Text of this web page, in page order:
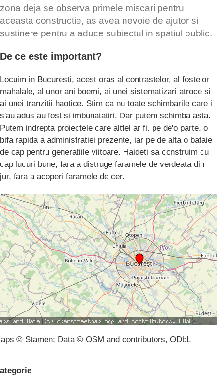
zona deja se observa primele miscari pentru
aceasta constructie, as avea nevoie de ajutor si
sustinere pentru a aduce subiectul in spatiul public.
De ce este important?
Locuim in Bucuresti, acest oras al contrastelor, al fostelor
mahalale, al unor ani boemi, ai unei sistematizari atroce si
ai unei tranzitii haotice. Stim ca nu toate schimbarile care i
s'au adus au fost si imbunatatiri. Dar putem schimba asta.
Putem indrepta proiectele care altfel ar fi, pe de'o parte, o
bifa rapida a administratiei prezente, iar pe de alta o bataie
de cap pentru generatiile viitoare. Haideti sa construim cu
cap lucuri bune, fara a distruge faramele de verdeata din
jur, fara a acoperi faramele de cer.
© Stamen; Data © OSM and contributors, ODbL